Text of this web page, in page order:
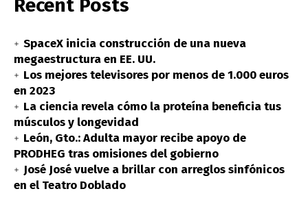
Recent Posts
SpaceX inicia construcción de una nueva
megaestructura en EE. UU.
Los mejores televisores por menos de 1.000 euros
en 2023
La ciencia revela cómo la proteína beneficia tus
músculos y longevidad
León, Gto.: Adulta mayor recibe apoyo de
PRODHEG tras omisiones del gobierno
José José vuelve a brillar con arreglos sinfónicos
en el Teatro Doblado